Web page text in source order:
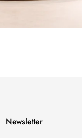
Newsletter